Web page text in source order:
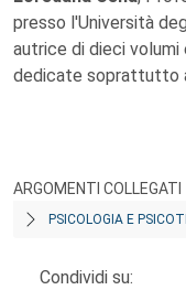
presso l'Università
autrice di dieci
dedicate soprattutto
ARGOMENTI COLLEGATI
PSICOLOGIA E
Condividi su: